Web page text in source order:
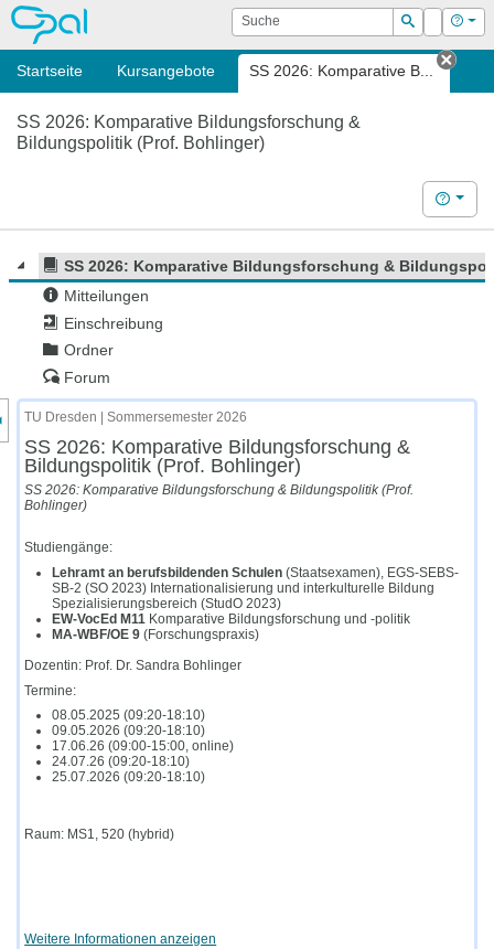
OPAL Suche
Suchen
Login Hilfe
Startseite Kursangebote SS 2026: Komparative B...
Tab
SS 2026: Komparative Bildungsforschung &
Bildungspolitik (Prof. Bohlinger)
Hilfe
SS 2026: Komparative Bildungsforschung &
Mitteilungen
Einschreibung
Ordner
Forum
des Kursmenüs
TU Dresden | Sommersemester 2026
SS 2026: Komparative Bildungsforschung &
Bildungspolitik (Prof. Bohlinger)
SS 2026: Komparative Bildungsforschung & Bildungspolitik (Prof.
Bohlinger)
Studiengänge:
Lehramt an berufsbildenden Schulen(Staatsexamen), EGS-SEBS-
SB-2 (SO 2023) Internationalisierung und interkulturelle Bildung
Spezialisierungsbereich (StudO 2023)
EW-VocEd M11 Komparative Bildungsforschung und -politik
MA-WBF/OE 9(Forschungspraxis)
Dozentin: Prof. Dr. Sandra Bohlinger
Termine:
08.05.2025 (09:20-18:10)
09.05.2026 (09:20-18:10)
17.06.26 (09:00-15:00, online)
24.07.26 (09:20-18:10)
25.07.2026 (09:20-18:10)
Raum: MS1, 520 (hybrid)
Weitere Informationen anzeigen